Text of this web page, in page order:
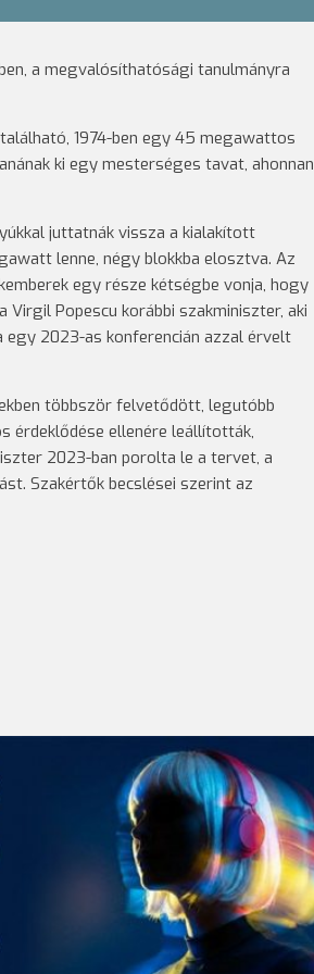
a megvalósíthatósági tanulmányra
1974-ben egy 45 megawattos
ki egy mesterséges tavat, ahonnan
juttatnák vissza a kialakított
lenne, négy blokkba elosztva. Az
egy része kétségbe vonja, hogy
Popescu korábbi szakminiszter, aki
2023-as konferencián azzal érvelt
többször felvetődött, legutóbb
érdeklődése ellenére leállították,
2023-ban porolta le a tervet, a
Szakértők becslései szerint az